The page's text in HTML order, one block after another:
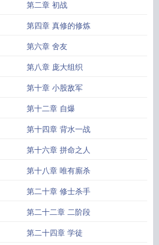
第二章 初战
第四章 真修的修炼
第六章 舍友
第八章 庞大组织
第十章 小股敌军
第十二章 自爆
第十四章 背水一战
第十六章 拼命之人
第十八章 唯有廝杀
第二十章 修士杀手
第二十二章 二阶段
第二十四章 学徒